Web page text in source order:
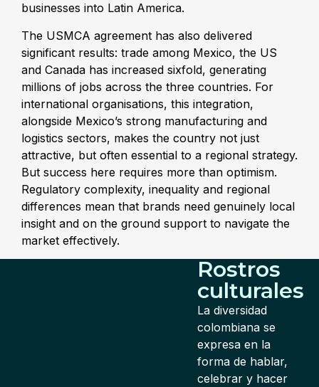
businesses into Latin America.
The USMCA agreement has also delivered
significant results: trade among Mexico, the US
and Canada has increased sixfold, generating
millions of jobs across the three countries. For
international organisations, this integration,
alongside Mexico’s strong manufacturing and
logistics sectors, makes the country not just
attractive, but often essential to a regional strategy.
But success here requires more than optimism.
Regulatory complexity, inequality and regional
differences mean that brands need genuinely local
insight and on the ground support to navigate the
market effectively.
Rostros
culturales
La diversidad
colombiana se
expresa en la
forma de hablar,
celebrar y hacer